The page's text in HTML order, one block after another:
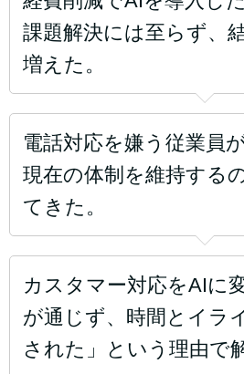
課題解決には至らず、
増えた。
電話対応を嫌う従業員
現在の体制を維持する
てきた。
カスタマー対応をAIに
が通じず、時間とイラ
された」という理由で